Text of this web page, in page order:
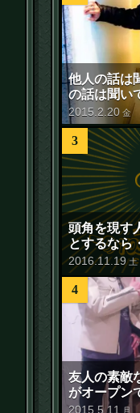
他人の話は
の話は聞い
2015 2 20 金
3
頭角を現す
とするなら
2016.11.19 土
4
友人の素敵
がオープン
2015 5.11 月